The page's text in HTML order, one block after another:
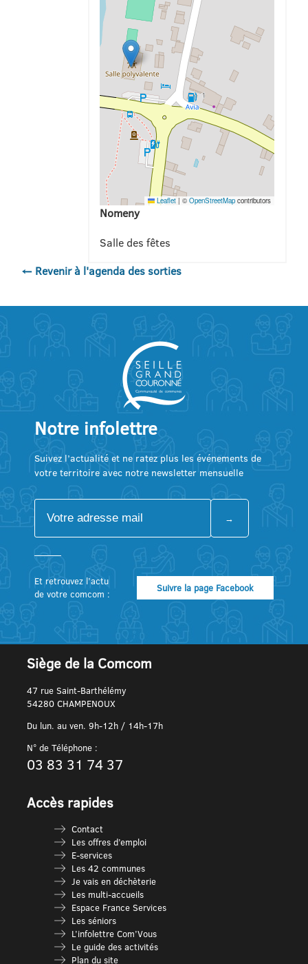
Leaflet | ©OpenStreetMap contributors
Nomeny
Salle des fêtes
← Revenir à l'agenda des sorties
Notre infolettre
Suivez l’actualité et ne ratez plus les événements de
votre territoire avec notre newsletter mensuelle
Et retrouvez l’actu
de votre comcom :
Suivre la page Facebook
Siège de la Comcom
47 rue Saint-Barthélémy
54280 CHAMPENOUX
Du lun. au ven. 9h-12h / 14h-17h
N° de Téléphone :
03 83 31 74 37
Accès rapides
Contact
Les offres d’emploi
E-services
Les 42 communes
Je vais en déchèterie
Les multi-accueils
Espace France Services
Les séniors
L’infolettre Com’Vous
Le guide des activités
Plan du site